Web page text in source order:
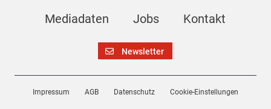
Mediadaten Jobs Kontakt
Newsletter
Impressum AGB Datenschutz Cookie-Einstellungen